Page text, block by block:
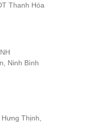
Thanh Hóa
Ninh Bình
Thịnh,